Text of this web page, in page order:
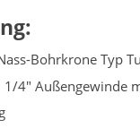
Bohrkrone Typ
4" Außengewinde